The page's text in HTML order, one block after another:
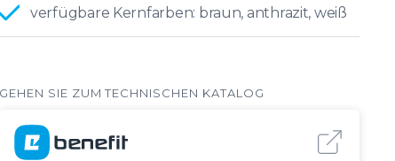
verfügbare Kernfarben: braun, anthrazit, weiß